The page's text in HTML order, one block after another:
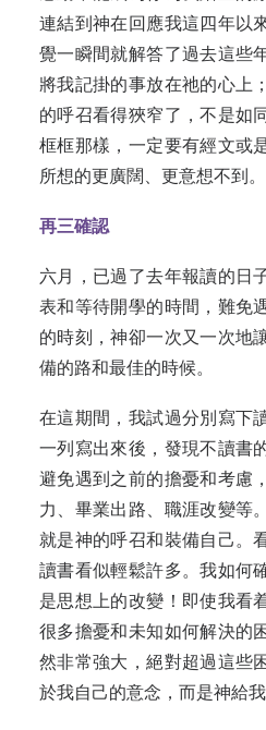
連結到神在回應我這四年以
覺一瞬間就解答了過去這些
將我記掛的事放在祂的心上
的呼召看得狹窄了，不是如
框框那樣，一定要有經文或
所想的更廣闊、更意想不到。
再三確認
六月，已過了去年報讀的日
表和等待開學的時間，難免
的時刻，神卻一次又一次地
備的路和最佳的時候。
在這期間，我試過分別寫下
一列寫出來後，發現不讀書
避免遇到之前的擔憂和考慮
力、畢業出路、職涯改變等
就是神的呼召和裝備自己。
讀書看似輕鬆許多。我如何
是思想上的改變！即使我看
很多擔憂和未知如何解決的
然非常強大，絕對超過這些
於我自己的意念，而是神給我